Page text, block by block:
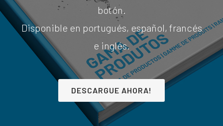
botón.
Disponible en portugués, español, francés
e inglés.
DESCARGUE AHORA!